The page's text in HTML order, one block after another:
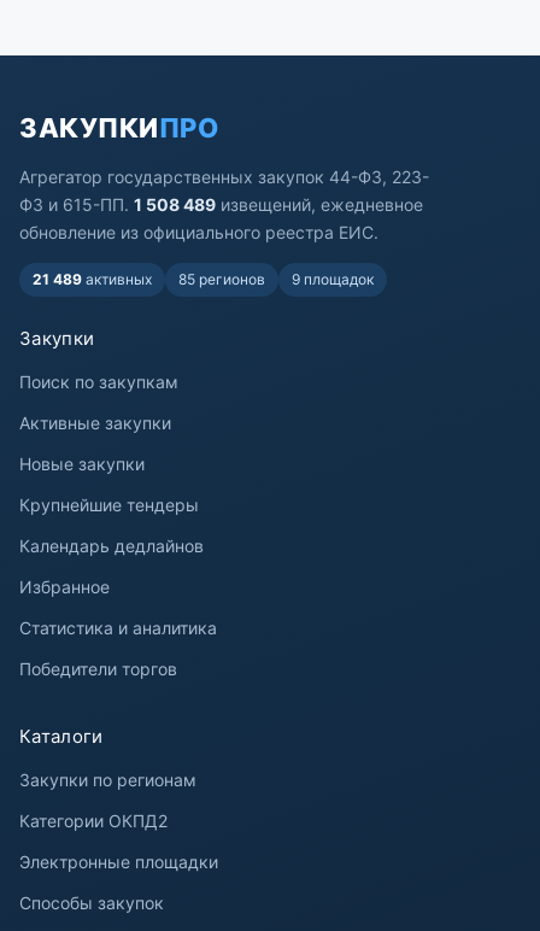
ЗАКУПКИПРО
Агрегатор государственных закупок 44-ФЗ, 223-
ФЗ и 615-ПП. 1 508 489 извещений, ежедневное
обновление из официального реестра ЕИС.
21 489 активных 85 регионов 9 площадок
Закупки
Поиск по закупкам
Активные закупки
Новые закупки
Крупнейшие тендеры
Календарь дедлайнов
Избранное
Статистика и аналитика
Победители торгов
Каталоги
Закупки по регионам
Категории ОКПД2
Электронные площадки
Способы закупок